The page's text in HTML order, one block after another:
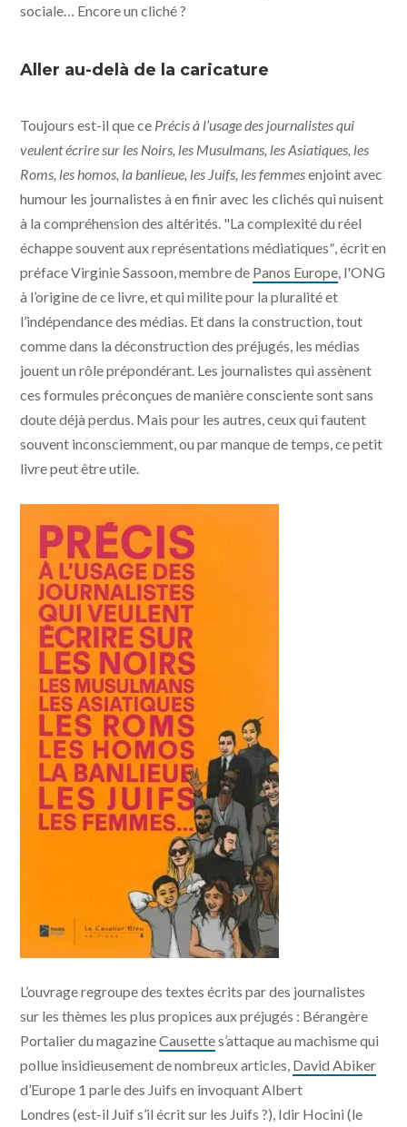
sociale… Encore un cliché ?
Aller au-delà de la caricature
Toujours est-il que ce Précis à l’usage des journalistes qui
veulent écrire sur les Noirs, les Musulmans, les Asiatiques, les
Roms, les homos, la banlieue, les Juifs, les femmesenjoint avec
humour les journalistes à en finir avec les clichés qui nuisent
à la compréhension des altérités. "La complexité du réel
échappe souvent aux représentations médiatiques" , écrit en
préface Virginie Sassoon, membre de Panos Europe , l'ONG
à l’origine de ce livre, et qui milite pour la pluralité et
l’indépendance des médias. Et dans la construction, tout
comme dans la déconstruction des préjugés, les médias
jouent un rôle prépondérant. Les journalistes qui assènent
ces formules préconçues de manière consciente sont sans
doute déjà perdus. Mais pour les autres, ceux qui fautent
souvent inconsciemment, ou par manque de temps, ce petit
livre peut être utile.
L’ouvrage regroupe des textes écrits par des journalistes
sur les thèmes les plus propices aux préjugés : Bérangère
Portalier du magazineCausettes’attaque au machisme qui
pollue insidieusement de nombreux articles, David Abiker
d’Europe 1 parle des Juifs en invoquant Albert
Londres (est-il Juif s’il écrit sur les Juifs ?), Idir Hocini (le